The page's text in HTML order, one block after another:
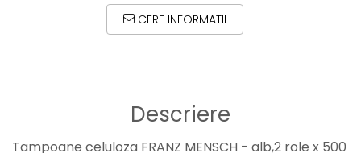
CERE INFORMATII
Descriere
Tampoane celuloza FRANZ MENSCH - alb,2 role x 500